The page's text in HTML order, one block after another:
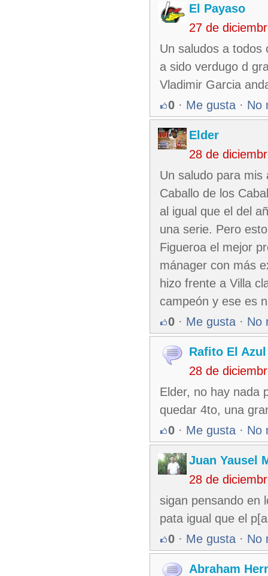
El Payaso
27 de
Un saludos a todos
a sido verdugo d
Vladimir Garcia
0 · Me gusta · No
Elder
28 de
Un saludo para
Caballo de los
al igual que el del
una serie. Pero
Figueroa el mejor
mánager con más
hizo frente a Villa
campeón y ese es
0 · Me gusta · No
Rafito El Azul
28 de
Elder, no hay nada
quedar 4to, una
0 · Me gusta · No
Juan Yausel
28 de
sigan pensando en
pata igual que el
0 · Me gusta · No
Abraham